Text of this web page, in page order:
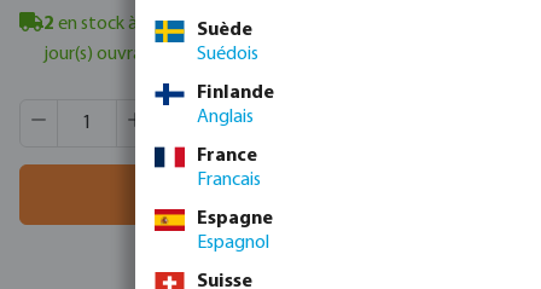
2 en stock à Veghel, NL- délai de livraison minimum : 1-2
jour(s) ouvrable(s)
Quantité de produit : Entrez la quantité souhaitée ou
Quantité de boîtes:
MSQ:
Suède
Suédois
Finlande
Anglais
France
Francais
Espagne
Espagnol
Suisse